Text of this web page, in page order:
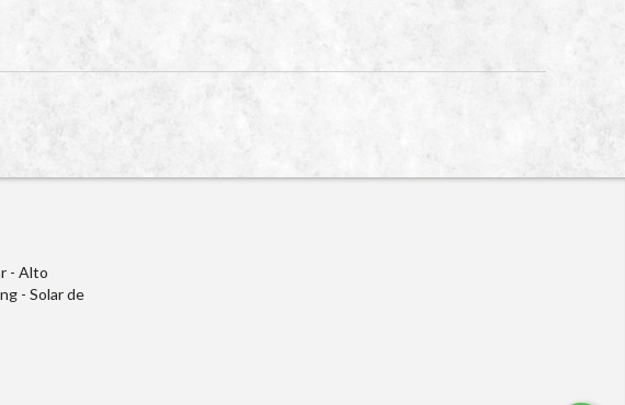
- Alto
- Solar de